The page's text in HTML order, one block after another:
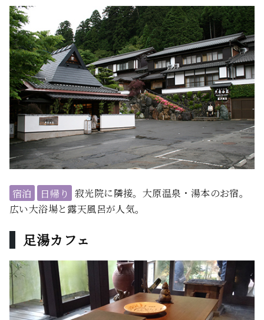
宿泊 日帰り
寂光院に隣接。大原温泉・湯本のお宿。
広い大浴場と露天風呂が人気。
足湯カフェ